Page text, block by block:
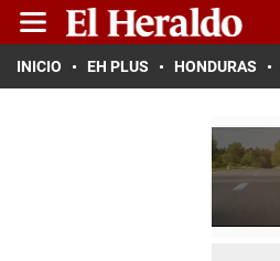
INICIO EH PLUS HONDURAS